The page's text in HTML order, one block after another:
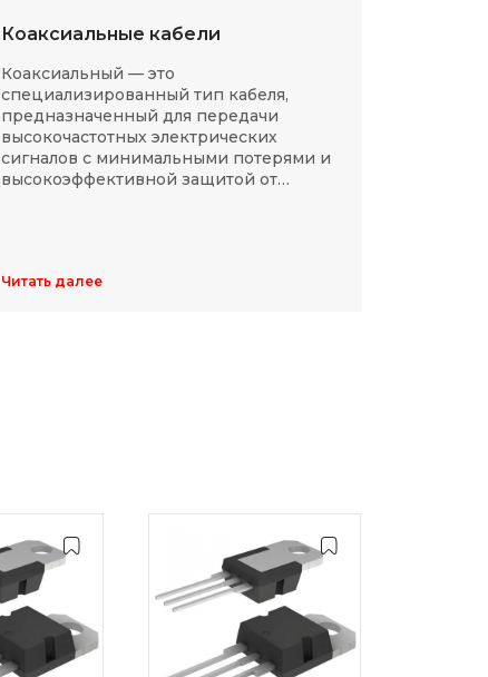
Коаксиальные кабели
Коаксиальный — это
специализированный тип кабеля,
предназначенный для передачи
высокочастотных электрических
сигналов с минимальными потерями и
высокоэффективной защитой от
Читать далее